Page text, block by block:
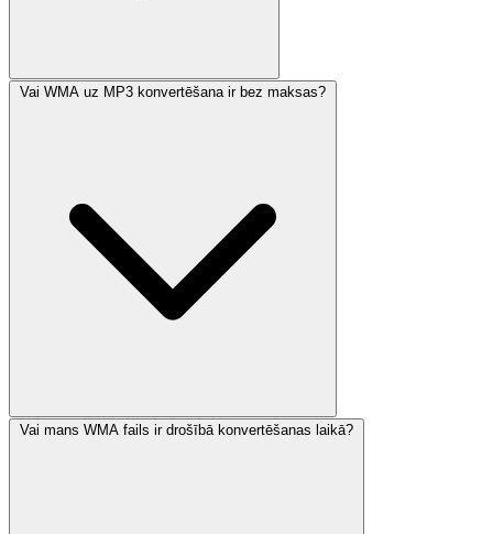
Vai WMA uz MP3 konvertēšana ir bez maksas?
Vai mans WMA fails ir drošībā konvertēšanas laikā?